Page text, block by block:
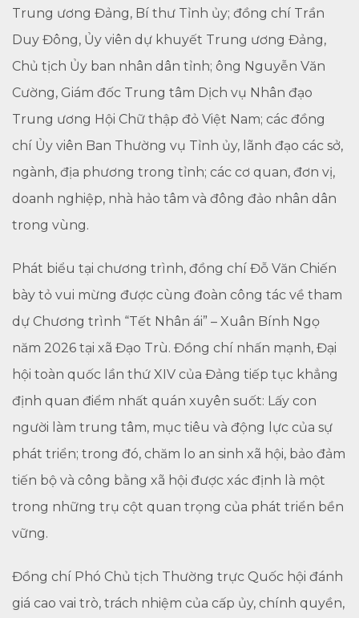
Trung ương Đảng, Bí thư Tỉnh ủy; đồng chí Trần
Duy Đông, Ủy viên dự khuyết Trung ương Đảng,
Chủ tịch Ủy ban nhân dân tỉnh; ông Nguyễn Văn
Cường, Giám đốc Trung tâm Dịch vụ Nhân đạo
Trung ương Hội Chữ thập đỏ Việt Nam; các đồng
chí Ủy viên Ban Thường vụ Tỉnh ủy, lãnh đạo các sở,
ngành, địa phương trong tỉnh; các cơ quan, đơn vị,
doanh nghiệp, nhà hảo tâm và đông đảo nhân dân
trong vùng.
Phát biểu tại chương trình, đồng chí Đỗ Văn Chiến
bày tỏ vui mừng được cùng đoàn công tác về tham
dự Chương trình “Tết Nhân ái” – Xuân Bính Ngọ
năm 2026 tại xã Đạo Trù. Đồng chí nhấn mạnh, Đại
hội toàn quốc lần thứ XIV của Đảng tiếp tục khẳng
định quan điểm nhất quán xuyên suốt: Lấy con
người làm trung tâm, mục tiêu và động lực của sự
phát triển; trong đó, chăm lo an sinh xã hội, bảo đảm
tiến bộ và công bằng xã hội được xác định là một
trong những trụ cột quan trọng của phát triển bền
vững.
Đồng chí Phó Chủ tịch Thường trực Quốc hội đánh
giá cao vai trò, trách nhiệm của cấp ủy, chính quyền,